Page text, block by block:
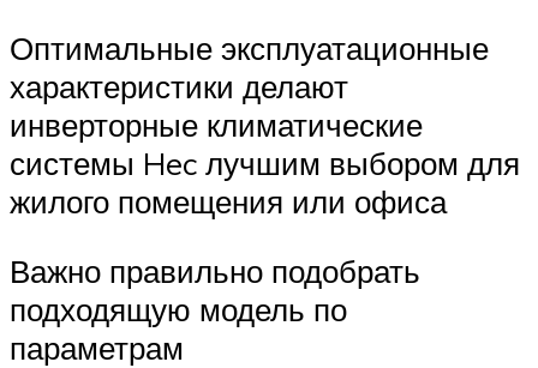
Оптимальные эксплуатационные
характеристики делают
инверторные климатические
системы Hec лучшим выбором для
жилого помещения или офиса
Важно правильно подобрать
подходящую модель по
параметрам